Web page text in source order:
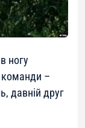
ногу
команди –
давній друг